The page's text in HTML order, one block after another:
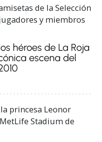
héroes de La Roja
escena del